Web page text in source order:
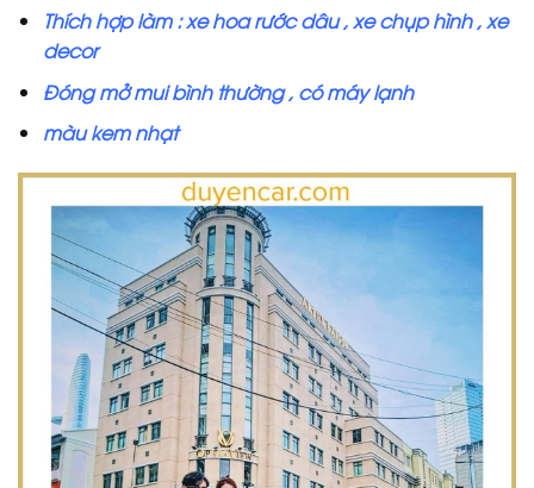
Thích hợp làm : xe hoa rước dâu , xe chụp hình , xe
decor
Đóng mở mui bình thường , có máy lạnh
màu kem nhạt